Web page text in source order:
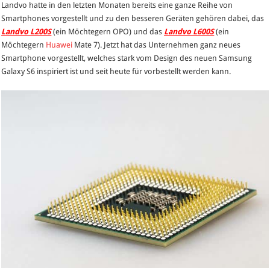
–
ein
Samsung
Galaxy
S6
Klone
mit
Landvo hatte in den letzten Monaten bereits eine ganze Reihe von
Smartphones vorgestellt und zu den besseren Geräten gehören dabei, das
Landvo L200S(ein Möchtegern OPO) und das Landvo L600S(ein
Möchtegern Huawei Mate 7). Jetzt hat das Unternehmen ganz neues
Smartphone vorgestellt, welches stark vom Design des neuen Samsung
Galaxy S6 inspiriert ist und seit heute für vorbestellt werden kann.